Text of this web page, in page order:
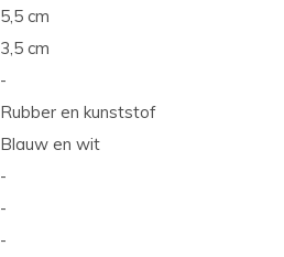
5,5 cm
3,5 cm
-
Rubber en kunststof
Blauw en wit
-
-
-